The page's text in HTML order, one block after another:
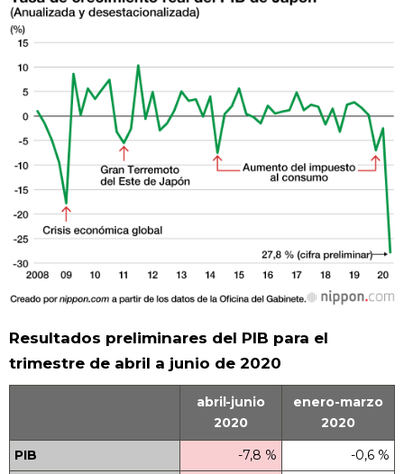
Resultados preliminares del PIB para el
trimestre de abril a junio de 2020
abril-junio
2020
enero-marzo
2020
PIB
-7,8 % -0,6 %